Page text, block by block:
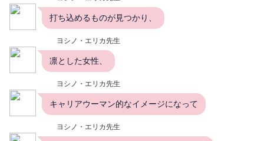
打ち込めるものが見つかり、
ヨシノ・エリカ先生
凛とした女性、
ヨシノ・エリカ先生
キャリアウーマン的なイメージになって
ヨシノ・エリカ先生